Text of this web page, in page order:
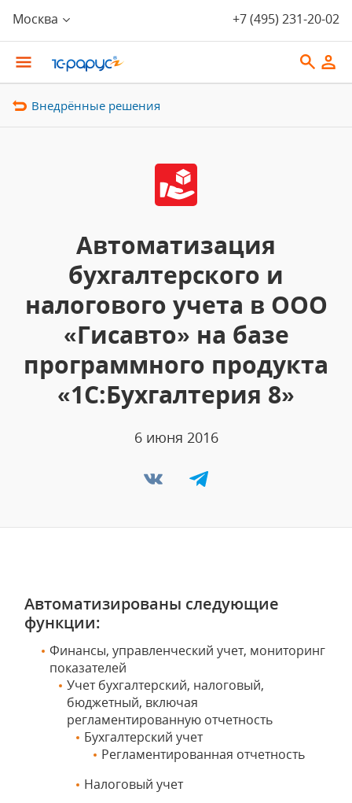
Москва +7 (495) 231-20-02
Внедрённые решения
Автоматизация
бухгалтерского и
налогового учета в ООО
«Гисавто» на базе
программного продукта
«1С:Бухгалтерия 8»
6 июня 2016
Автоматизированы следующие
функции:
Финансы, управленческий учет, мониторинг
показателей
Учет бухгалтерский, налоговый,
бюджетный, включая
регламентированную отчетность
Бухгалтерский учет
Регламентированная отчетность
Налоговый учет